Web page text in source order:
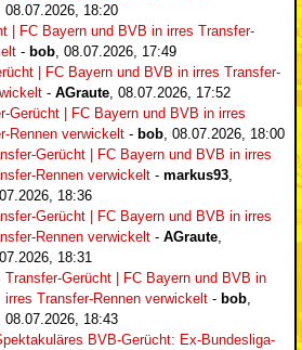
08.07.2026, 18:20
| FC Bayern und BVB in irres Transfer-
- bob 08.07.2026, 17:49
| FC Bayern und BVB in irres Transfer-
- AGraute 08.07.2026, 17:52
Gerücht | FC Bayern und BVB in irres
Rennen verwickelt - bob 08.07.2026, 18:00
Gerücht | FC Bayern und BVB in irres
Rennen verwickelt - markus93
18:36
Gerücht | FC Bayern und BVB in irres
Rennen verwickelt - AGraute
18:31
Transfer-Gerücht | FC Bayern und BVB in
irres Transfer-Rennen verwickelt - bob
08.07.2026, 18:43
BVB-Gerücht: Ex-Bundesliga-